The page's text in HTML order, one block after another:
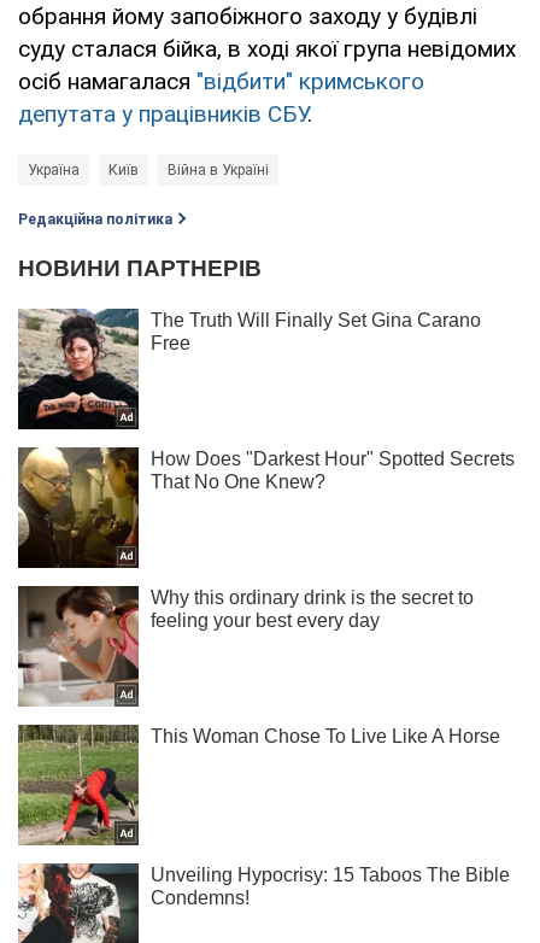
обрання йому запобіжного заходу у будівлі
суду сталася бійка, в ході якої група невідомих
осіб намагалася "відбити" кримського
депутата у працівників СБУ.
Україна Київ Війна в Україні
Редакційна політика